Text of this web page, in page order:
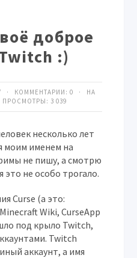
доброе
:)
· КОММЕНТАРИИ: 0 · НА
ПРОСМОТРЫ: 3 039
несколько лет
моим именем на
не пишу, а смотрю
это не особо трогало.
Curse (а это:
Wiki, CurseApp
под крыло Twitch,
Twitch
аккаунт, а имя